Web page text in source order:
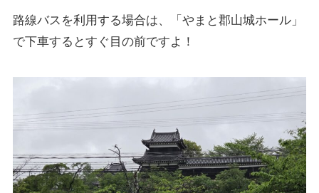
路線バスを利用する場合は、「やまと郡山城ホール」
で下車するとすぐ目の前ですよ！